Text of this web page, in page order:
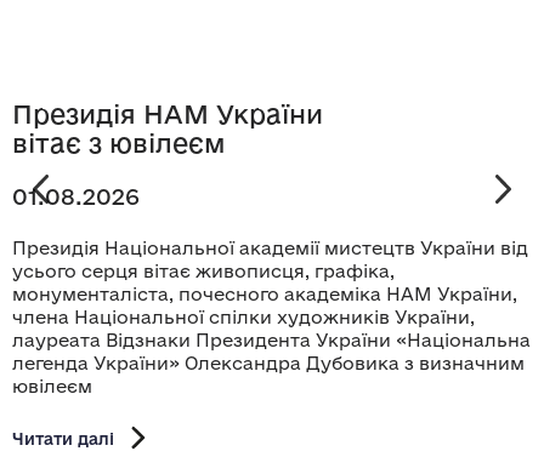
Президія НАМ України
вітає з ювілеєм
01.08.2026
Президія Національної академії мистецтв України від
усього серця вітає живописця, графіка,
монументаліста, почесного академіка НАМ України,
члена Національної спілки художників України,
лауреата Відзнаки Президента України «Національна
легенда України» Олександра Дубовика з визначним
ювілеєм
Читати далі